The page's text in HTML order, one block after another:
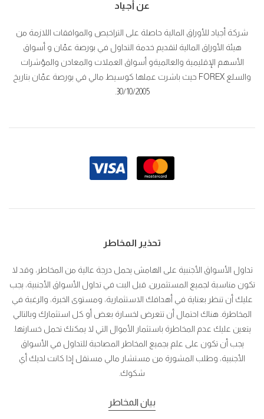
عن أجياد
شركة أجياد للأوراق المالية حاصلة على التراخيص والموافقات اللازمة من
هيئة الأوراق المالية لتقديم خدمة التداول في بورصة عمّان و أسواق
الأسهم الإقليمية والعالميةو أسواق العملات والمعادن والمؤشرات
والسلع FOREX حيث باشرت عملها كوسيط مالي في بورصة عمّان بتاريخ
30/10/2005.
تحذير المخاطر
تداول الأسواق الأجنبية على الهامش يحمل درجة عالية من المخاطر، وقد لا
تكون مناسبة لجميع المستثمرين. قبل البت في تداول الأسواق الأجنبية، يجب
عليك أن تنظر بعناية في أهدافك الاستثمارية، ومستوى الخبرة، والرغبة في
المخاطرة. هناك احتمال أن تتعرض لخسارة بعض أو كل استثمارك وبالتالي
يتعين عليك عدم المخاطرة باستثمار الأموال التي لا يمكنك تحمل خسارتها.
يجب أن تكون على علم بجميع المخاطر المصاحبة للتداول في الأسواق
الأجنبية، وطلب المشورة من مستشار مالي مستقل إذا كانت لديك أي
شكوك.
بيان المخاطر